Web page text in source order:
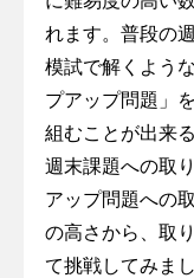
れます。普段の
模試で解くよう
プアップ問題」
組むことが出来
週末課題への取
アップ問題への
の高さから、取
て挑戦してみま